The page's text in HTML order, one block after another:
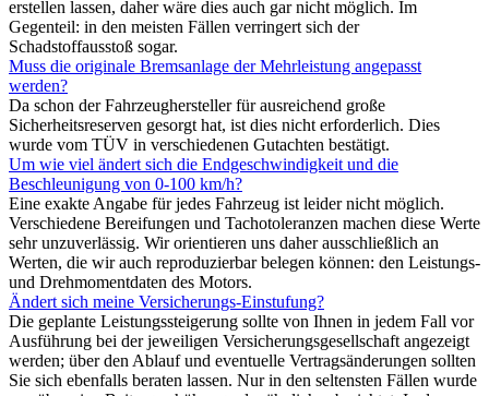
erstellen lassen, daher wäre dies auch gar nicht möglich. Im
Gegenteil: in den meisten Fällen verringert sich der
Schadstoffausstoß sogar.
Muss die originale Bremsanlage der Mehrleistung angepasst
werden?
Da schon der Fahrzeughersteller für ausreichend große
Sicherheitsreserven gesorgt hat, ist dies nicht erforderlich. Dies
wurde vom TÜV in verschiedenen Gutachten bestätigt.
Um wie viel ändert sich die Endgeschwindigkeit und die
Beschleunigung von 0-100 km/h?
Eine exakte Angabe für jedes Fahrzeug ist leider nicht möglich.
Verschiedene Bereifungen und Tachotoleranzen machen diese Werte
sehr unzuverlässig. Wir orientieren uns daher ausschließlich an
Werten, die wir auch reproduzierbar belegen können: den Leistungs-
und Drehmomentdaten des Motors.
Ändert sich meine Versicherungs-Einstufung?
Die geplante Leistungssteigerung sollte von Ihnen in jedem Fall vor
Ausführung bei der jeweiligen Versicherungsgesellschaft angezeigt
werden; über den Ablauf und eventuelle Vertragsänderungen sollten
Sie sich ebenfalls beraten lassen. Nur in den seltensten Fällen wurde